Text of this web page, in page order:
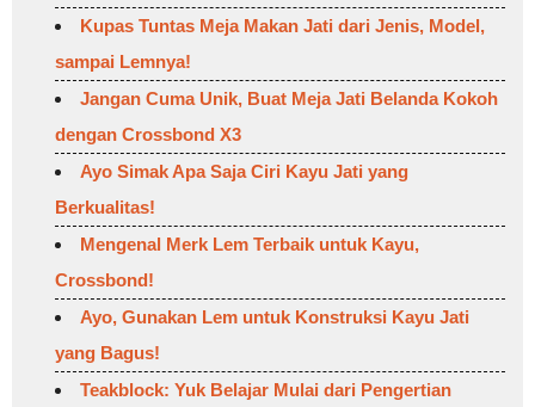
Kupas Tuntas Meja Makan Jati dari Jenis, Model,
sampai Lemnya!
Jangan Cuma Unik, Buat Meja Jati Belanda Kokoh
dengan Crossbond X3
Ayo Simak Apa Saja Ciri Kayu Jati yang
Berkualitas!
Mengenal Merk Lem Terbaik untuk Kayu,
Crossbond!
Ayo, Gunakan Lem untuk Konstruksi Kayu Jati
yang Bagus!
Teakblock: Yuk Belajar Mulai dari Pengertian